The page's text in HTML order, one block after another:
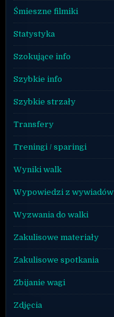
Śmieszne filmiki
Statystyka
Szokujące info
Szybkie info
Szybkie strzały
Transfery
Treningi / sparingi
Wyniki walk
Wypowiedzi z wywiadów
Wyzwania do walki
Zakulisowe materiały
Zakulisowe spotkania
Zbijanie wagi
Zdjęcia